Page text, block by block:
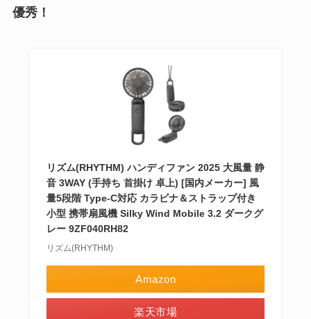
優秀！
リズム(RHYTHM) ハンディファン 2025 大風量 静
音 3WAY (手持ち 首掛け 卓上) [国内メーカー] 風
量5段階 Type-C対応 カラビナ＆ストラップ付き
小型 携帯扇風機 Silky Wind Mobile 3.2 ダークグ
レー 9ZF040RH82
リズム(RHYTHM)
Amazon
楽天市場